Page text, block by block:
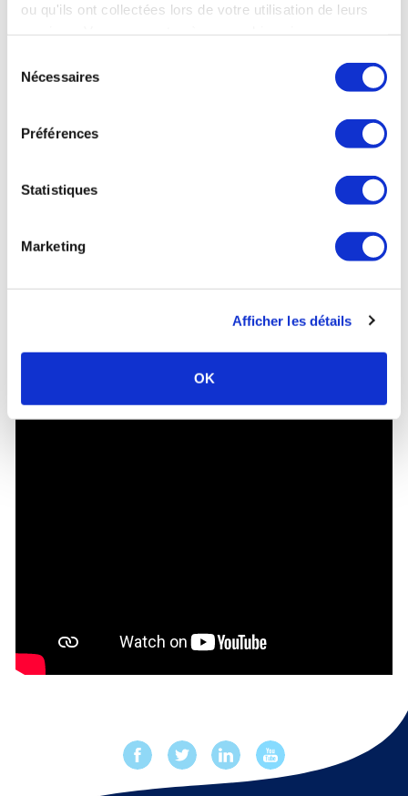
ou qu'ils ont collectées lors de votre utilisation de leurs
Nécessaires
Préférences
Statistiques
Marketing
Afficher les détails
OK